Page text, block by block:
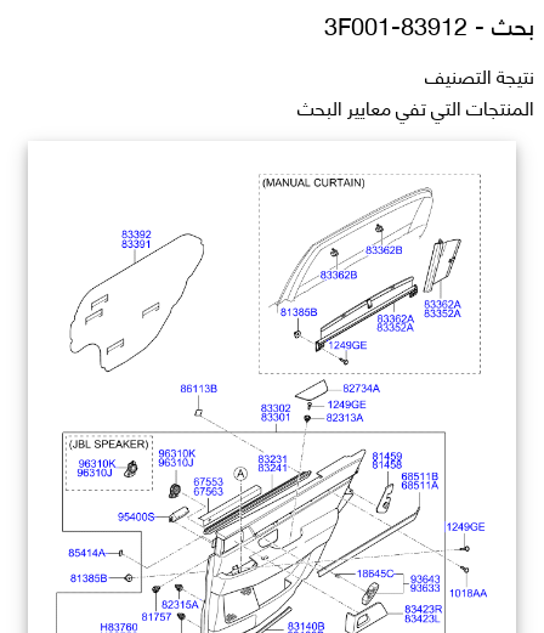
بحث - 83912-3F001
نتيجة التصنيف
المنتجات التي تفي معايير البحث